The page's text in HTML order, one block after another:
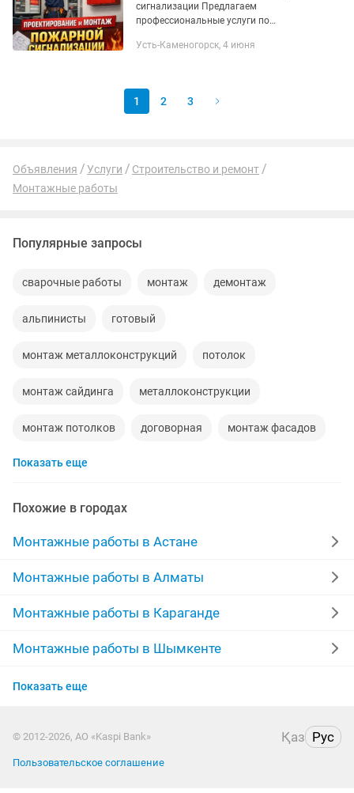
сигнализации Предлагаем
профессиональные услуги по
обслуживанию систем пожарной
Усть-Каменогорск, 4 июня
1 2 3
Объявления Услуги
Строительство и ремонт
Монтажные работы
Популярные запросы
сварочные работы монтаж демонтаж
альпинисты готовый
монтаж металлоконструкций потолок
монтаж сайдинга металлоконструкции
монтаж потолков договорная монтаж фасадов
альпинизм
изготовление металлоконструкций
сварочные дома любой сложности
высотные материалы монтаж сантехники
монтаж крыши монтаж заборов
дверь фасада
Показать еще
Похожие в городах
Монтажные работы в Астане
Монтажные работы в Алматы
Монтажные работы в Караганде
Монтажные работы в Шымкенте
Монтажные работы в Актобе
Монтажные работы в Костанае
Показать еще
© 2012-2026, АО «Kaspi Bank» Қаз Рус
Пользовательское соглашение